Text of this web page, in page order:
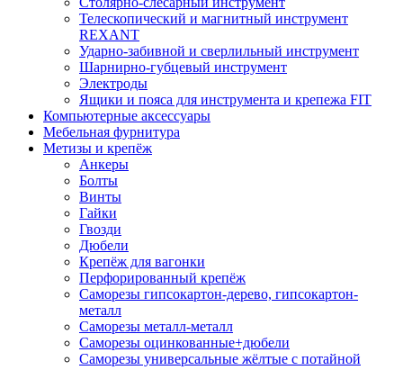
Телескопический и магнитный инструмент
REXANT
Ударно-забивной и сверлильный инструмент
Шарнирно-губцевый инструмент
Электроды
Ящики и пояса для инструмента и крепежа FIT
Компьютерные аксессуары
Мебельная фурнитура
Метизы и крепёж
Анкеры
Болты
Винты
Гайки
Гвозди
Дюбели
Крепёж для вагонки
Перфорированный крепёж
Саморезы гипсокартон-дерево, гипсокартон-
металл
Саморезы металл-металл
Саморезы оцинкованные+дюбели
Саморезы универсальные жёлтые с потайной